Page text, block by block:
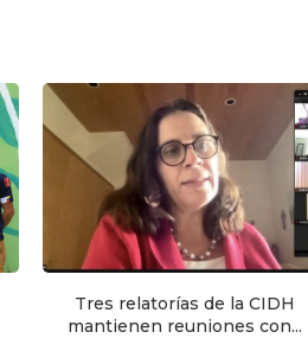
Tres relatorías de la CIDH
mantienen reuniones con...